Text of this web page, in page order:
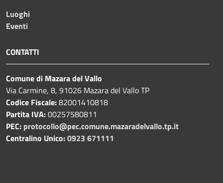
Luoghi
Eventi
CONTATTI
Comune di Mazara del Vallo
Via Carmine, 8, 91026 Mazara del Vallo TP
Codice Fiscale:82001410818
Partita IVA:00257580811
PEC: protocollo@pec.comune.mazaradelvallo.tp.it
Centralino Unico:0923 671111